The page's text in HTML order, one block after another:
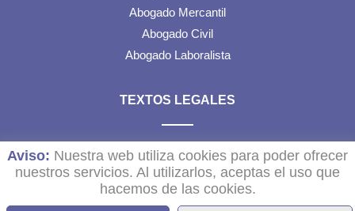
Aviso: Nuestra web utiliza cookies para poder ofrecer
nuestros servicios. Al utilizarlos, aceptas el uso que
hacemos de las cookies.
Abogado Mercantil
Abogado Civil
Abogado Laboralista
TEXTOS LEGALES
Aviso Legal
Política de Cookies
Configuración de Cookies